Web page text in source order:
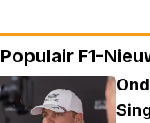
Populair F1-